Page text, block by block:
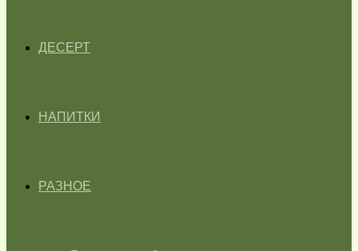
ДЕСЕРТ
НАПИТКИ
РАЗНОЕ